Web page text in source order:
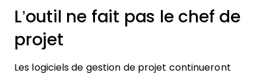
L’outil ne fait pas le chef de
projet
Les logiciels de gestion de projet continueront